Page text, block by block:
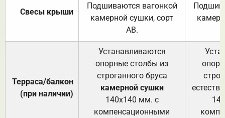
Свесы крыши
Подшиваются вагонкой
камерной сушки, сорт
АВ.
Терраса/балкон
(при наличии)
Устанавливаются
опорные столбы из
строганного бруса
камерной сушки
140х140 мм. с
компенсационными